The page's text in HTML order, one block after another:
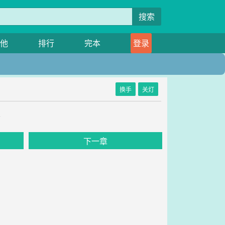
搜索
排行 完本 登录
换手 关灯
下一章